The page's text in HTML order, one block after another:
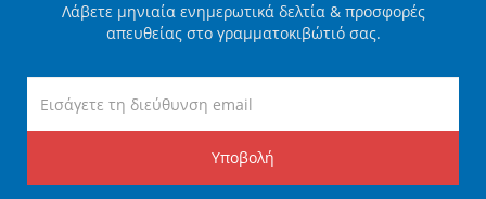
Λάβετε μηνιαία ενημερωτικά δελτία & προσφορές
απευθείας στο γραμματοκιβώτιό σας.
Υποβολή